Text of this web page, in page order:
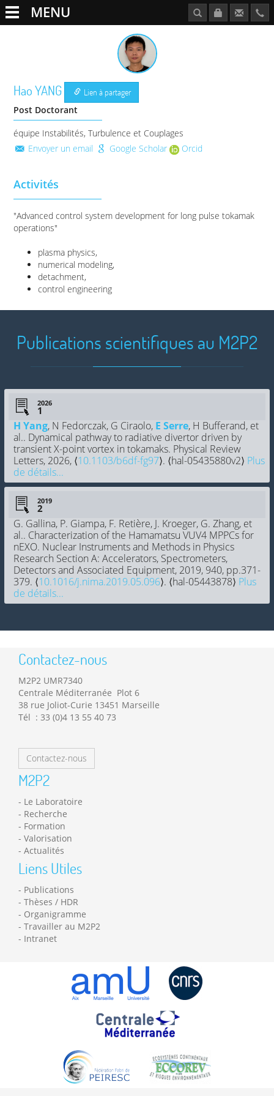
MENU
HaoYANG
Lien à partager
Post Doctorant
équipe Instabilités, Turbulence et Couplages
Envoyer un email
Google Scholar Orcid
Activités
"Advanced control system development for long pulse tokamak
operations"
plasma physics,
numerical modeling,
detachment,
control engineering
Publications scientifiques au M2P2
2026
H Yang, N Fedorczak, G Ciraolo, E Serre, H Bufferand, et
al.. Dynamical pathway to radiative divertor driven by
transient X-point vortex in tokamaks. Physical Review
Letters, 2026, ⟨10.1103/b6df-fg97⟩. ⟨hal-05435880v2⟩ Plus
de détails...
2019
G. Gallina, P. Giampa, F. Retière, J. Kroeger, G. Zhang, et
al.. Characterization of the Hamamatsu VUV4 MPPCs for
nEXO. Nuclear Instruments and Methods in Physics
Research Section A: Accelerators, Spectrometers,
Detectors and Associated Equipment, 2019, 940, pp.371-
379. ⟨10.1016/j.nima.2019.05.096⟩. ⟨hal-05443878⟩ Plus
de détails...
Contactez-nous
M2P2 UMR7340
Centrale Méditerranée Plot 6
38 rue Joliot-Curie 13451 Marseille
Tél : 33 (0)4 13 55 40 73
Contactez-nous
M2P2
Le Laboratoire
Recherche
Formation
Valorisation
Actualités
Liens Utiles
Publications
Thèses / HDR
Organigramme
Travailler au M2P2
Intranet